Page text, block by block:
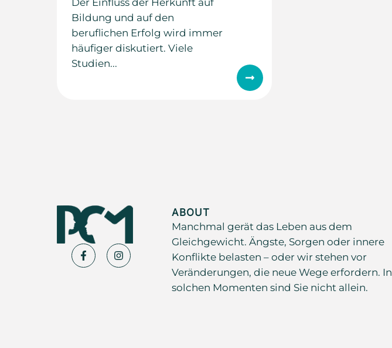
Bildung und auf den
beruflichen Erfolg wird immer
häufiger diskutiert. Viele
Studien...
ABOUT
Manchmal gerät das Leben aus dem
Gleichgewicht. Ängste, Sorgen oder innere
Konflikte belasten – oder wir stehen vor
Veränderungen, die neue Wege erfordern. In
solchen Momenten sind Sie nicht allein.